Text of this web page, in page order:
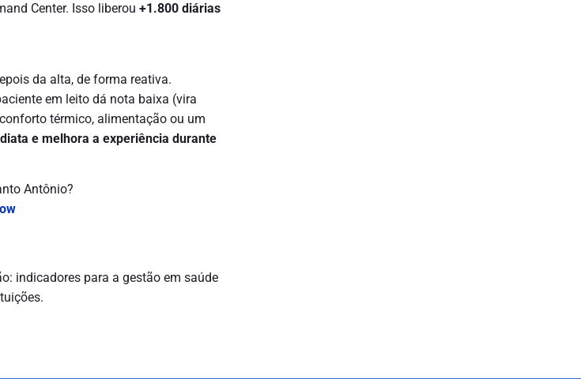
Center. Isso liberou +1.800 diárias
da alta, de forma reativa.
em leito dá nota baixa (vira
térmico, alimentação ou um
e melhora a experiência durante
Antônio?
indicadores para a gestão em saúde